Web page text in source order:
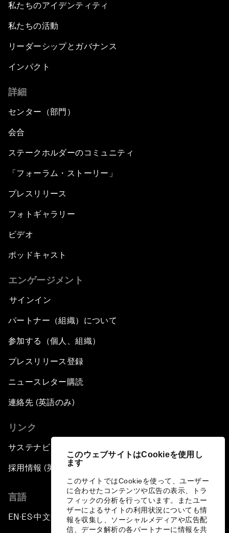
このウェブサイトはCookieを使用し
ます
このサイトではCookieを使って、ユーザー
に合わせたコンテンツや広告の表示、トラ
フィックの分析を行っています。またユー
ザーによるサイトの利用状況についても情
報を収集し、ソーシャルメディアや広告配
信、データ解析の各パートナーに情報を共
私たちのアイデンティティ
私たちの活動
リーダーシップとガバナンス
インパクト
詳細
センター（部門）
会合
ステークホルダーのコミュニティ
「フォーラム・ストーリー」
プレスリリース
フォトギャラリー
ビデオ
ポッドキャスト
エンゲージメント
サインイン
パートナー（組織）について
参加する（個人、組織）
プレスリリース登録
ニュースレター購読
連絡先 (英語のみ)
リンク
サステナビリティへの取り組み
採用情報 (英語のみ)
言語
EN ▪ ES▪中文▪ 日本語